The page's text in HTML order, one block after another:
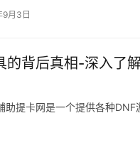
月3日
背后真相-深入了
提卡网是一个提供各种